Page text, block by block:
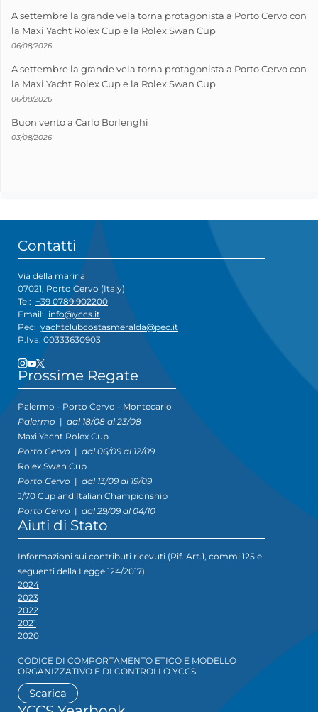
A settembre la grande vela torna protagonista a Porto Cervo con
la Maxi Yacht Rolex Cup e la Rolex Swan Cup
06/08/2026
A settembre la grande vela torna protagonista a Porto Cervo con
la Maxi Yacht Rolex Cup e la Rolex Swan Cup
06/08/2026
Buon vento a Carlo Borlenghi
03/08/2026
Contatti
Via della marina
07021, Porto Cervo (Italy)
Tel: +39 0789 902200
Email: info@yccs.it
Pec: yachtclubcostasmeralda@pec.it
P.Iva: 00333630903
Prossime Regate
Palermo - Porto Cervo - Montecarlo
Palermo | dal 18/08 al 23/08
Maxi Yacht Rolex Cup
Porto Cervo | dal 06/09 al 12/09
Rolex Swan Cup
Porto Cervo | dal 13/09 al 19/09
J/70 Cup and Italian Championship
Porto Cervo | dal 29/09 al 04/10
Aiuti di Stato
Informazioni sui contributi ricevuti (Rif. Art.1, commi 125 e
seguenti della Legge 124/2017)
2024
2023
2022
2021
2020
CODICE DI COMPORTAMENTO ETICO E MODELLO
ORGANIZZATIVO E DI CONTROLLO YCCS
Scarica